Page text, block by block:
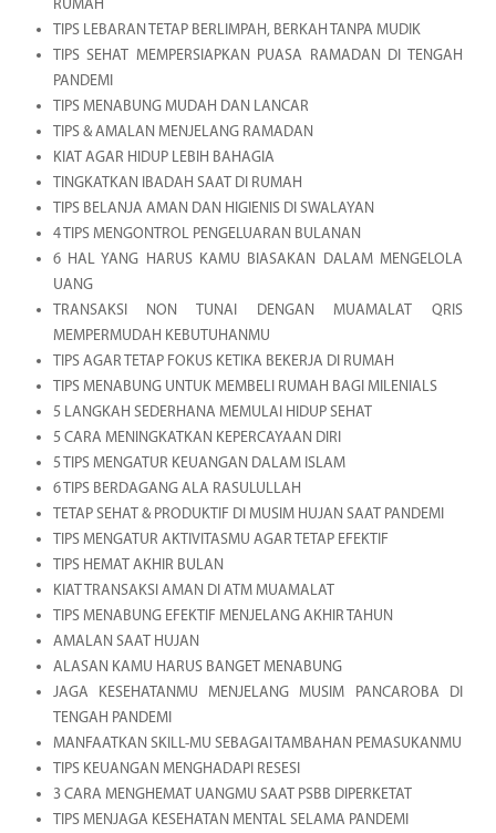
RUMAH
TIPS LEBARAN TETAP BERLIMPAH, BERKAH TANPA MUDIK
TIPS SEHAT MEMPERSIAPKAN PUASA RAMADAN DI TENGAH
PANDEMI
TIPS MENABUNG MUDAH DAN LANCAR
TIPS & AMALAN MENJELANG RAMADAN
KIAT AGAR HIDUP LEBIH BAHAGIA
TINGKATKAN IBADAH SAAT DI RUMAH
TIPS BELANJA AMAN DAN HIGIENIS DI SWALAYAN
4 TIPS MENGONTROL PENGELUARAN BULANAN
6 HAL YANG HARUS KAMU BIASAKAN DALAM MENGELOLA
UANG
TRANSAKSI NON TUNAI DENGAN MUAMALAT QRIS
MEMPERMUDAH KEBUTUHANMU
TIPS AGAR TETAP FOKUS KETIKA BEKERJA DI RUMAH
TIPS MENABUNG UNTUK MEMBELI RUMAH BAGI MILENIALS
5 LANGKAH SEDERHANA MEMULAI HIDUP SEHAT
5 CARA MENINGKATKAN KEPERCAYAAN DIRI
5 TIPS MENGATUR KEUANGAN DALAM ISLAM
6 TIPS BERDAGANG ALA RASULULLAH
TETAP SEHAT & PRODUKTIF DI MUSIM HUJAN SAAT PANDEMI
TIPS MENGATUR AKTIVITASMU AGAR TETAP EFEKTIF
TIPS HEMAT AKHIR BULAN
KIAT TRANSAKSI AMAN DI ATM MUAMALAT
TIPS MENABUNG EFEKTIF MENJELANG AKHIR TAHUN
AMALAN SAAT HUJAN
ALASAN KAMU HARUS BANGET MENABUNG
JAGA KESEHATANMU MENJELANG MUSIM PANCAROBA DI
TENGAH PANDEMI
MANFAATKAN SKILL-MU SEBAGAI TAMBAHAN PEMASUKANMU
TIPS KEUANGAN MENGHADAPI RESESI
3 CARA MENGHEMAT UANGMU SAAT PSBB DIPERKETAT
TIPS MENJAGA KESEHATAN MENTAL SELAMA PANDEMI